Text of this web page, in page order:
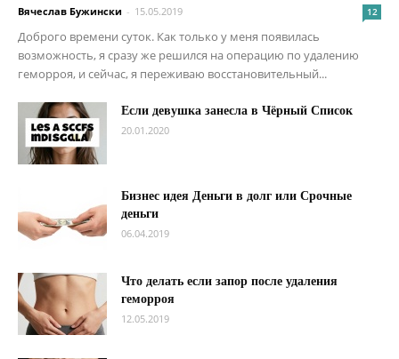
Вячеслав Бужински - 15.05.2019 12
Доброго времени суток. Как только у меня появилась
возможность, я сразу же решился на операцию по удалению
геморроя, и сейчас, я переживаю восстановительный...
Если девушка занесла в Чёрный Список
20.01.2020
Бизнес идея Деньги в долг или Срочные
деньги
06.04.2019
Что делать если запор после удаления
геморроя
12.05.2019